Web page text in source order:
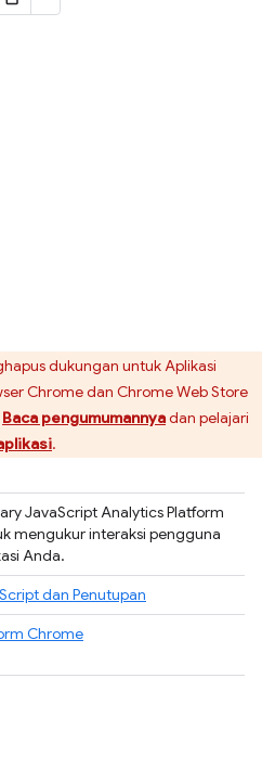
dukungan untuk Aplikasi
Chrome dan Chrome Web Store
Baca pengumumannyadan pelajari
.
JavaScript Analytics Platform
mengukur interaksi pengguna
Anda.
dan Penutupan
Chrome